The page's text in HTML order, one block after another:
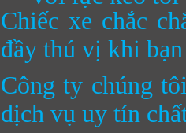
Chiếc xe chắc
đầy thú vị khi
Công ty chúng
dịch vụ uy tín